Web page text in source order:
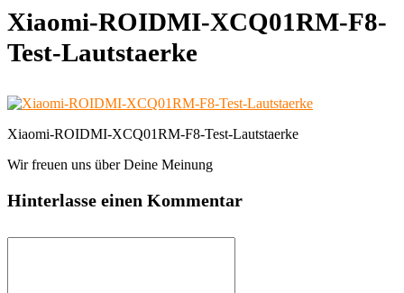
Xiaomi-ROIDMI-XCQ01RM-F8-
Test-Lautstaerke
Xiaomi-ROIDMI-XCQ01RM-F8-Test-Lautstaerke
Wir freuen uns über Deine Meinung
Hinterlasse einen Kommentar